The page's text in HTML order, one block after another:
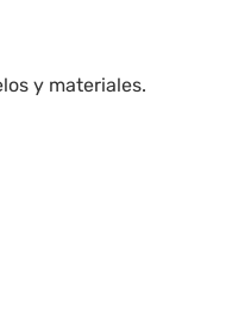
y materiales.